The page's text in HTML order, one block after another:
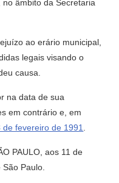
âmbito da Secretaria
ao erário municipal,
legais visando o
causa.
na data de sua
em contrário e, em
fevereiro de 1991
PAULO, aos 11 de
Paulo.